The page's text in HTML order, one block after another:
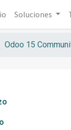
Soluciones
Odoo 15